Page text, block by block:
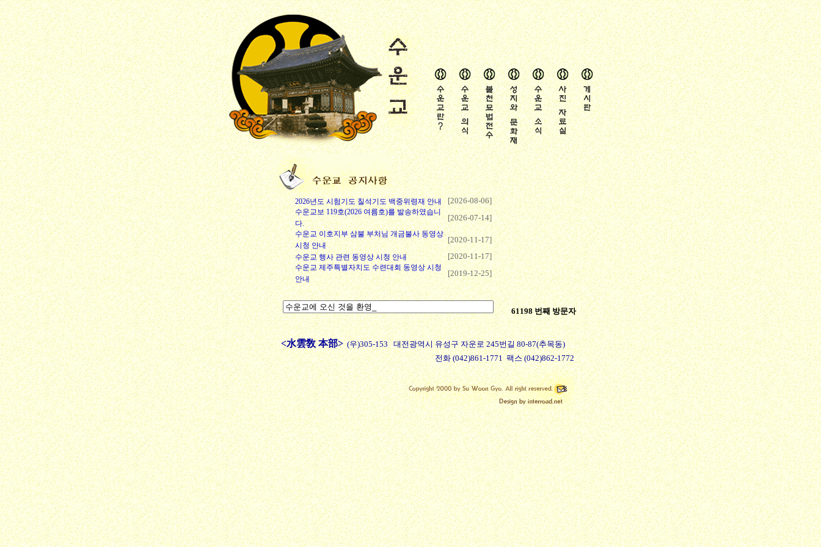
2026년도 시험기도 칠석기도 백중위령재 안내 [2026-08-06]
수운교보 119호(2026 여름호)를 발송하였습니
다.
[2026-07-14]
수운교 이호지부 삼불 부처님 개금불사 동영상
시청 안내
[2020-11-17]
수운교 행사 관련 동영상 시청 안내 [2020-11-17]
수운교 제주특별자치도 수련대회 동영상 시청
안내
[2019-12-25]
61198 번째 방문자
<水雲敎 本部>(우)305-153 대전광역시 유성구 자운로 245번길 80-87(추목동)
전화 (042)861-1771 팩스 (042)862-1772